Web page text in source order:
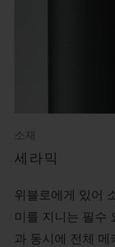
소재
세라믹
위블로에게 있어
미를 지니는 필수
과 동시에 전체 메